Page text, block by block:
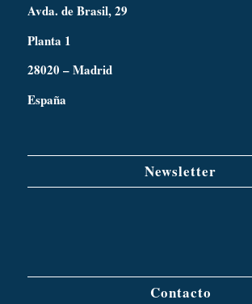
Avda. de Brasil, 29
Planta 1
28020 – Madrid
España
Newsletter
Contacto